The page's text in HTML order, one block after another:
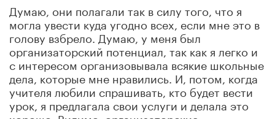
Думаю, они полагали так в силу того, что я
могла увести куда угодно всех, если мне это в
голову взбрело. Думаю, у меня был
организаторский потенциал, так как я легко и
с интересом организовывала всякие школьные
дела, которые мне нравились. И, потом, когда
учителя любили спрашивать, кто будет вести
урок, я предлагала свои услуги и делала это